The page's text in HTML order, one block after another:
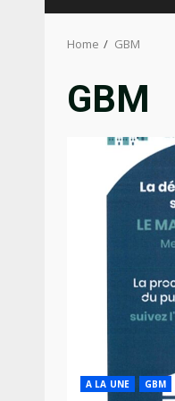
Home GBM
GBM
A LA UNE GBM